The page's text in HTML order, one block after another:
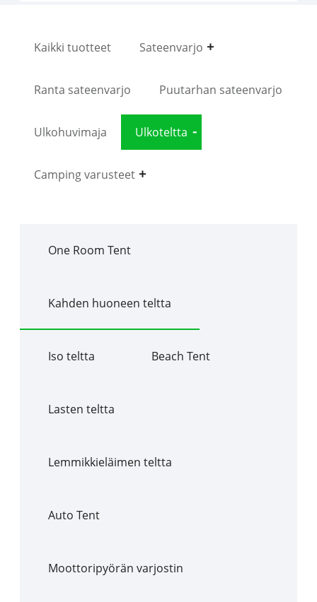
Kaikki tuotteet Sateenvarjo
Ranta sateenvarjo Puutarhan sateenvarjo
Ulkohuvimaja Ulkoteltta
Camping varusteet
One Room Tent
Kahden huoneen teltta
Iso teltta Beach Tent
Lasten teltta
Lemmikkieläimen teltta
Auto Tent
Moottoripyörän varjostin